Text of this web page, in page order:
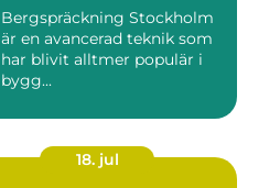
Bergspräckning Stockholm
är en avancerad teknik som
har blivit alltmer populär i
bygg...
18. jul